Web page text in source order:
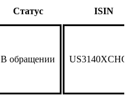
Статус ISIN
В обращении